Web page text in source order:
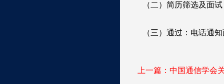
（二）简历筛选及面
（三）通过：电话通